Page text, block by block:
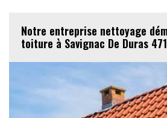
Notre entreprise nettoyage
toiture à Savignac De Duras